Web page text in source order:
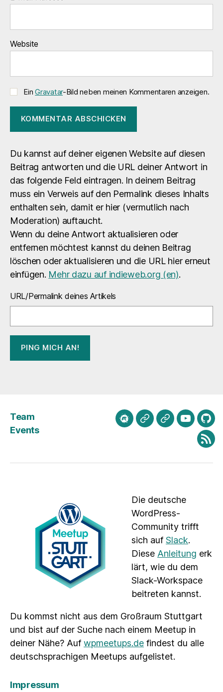
Website
EinGravatar-Bild neben meinen Kommentaren anzeigen.
Du kannst auf deiner eigenen Website auf diesen
Beitrag antworten und die URL deiner Antwort in
das folgende Feld eintragen. In deinem Beitrag
muss ein Verweis auf den Permalink dieses Inhalts
enthalten sein, damit er hier (vermutlich nach
Moderation) auftaucht.
Wenn du deine Antwort aktualisieren oder
entfernen möchtest kannst du deinen Beitrag
löschen oder aktualisieren und die URL hier erneut
einfügen. Mehr dazu auf indieweb.org (en).
URL/Permalink deines Artikels
Team
Events
meetup.com
Mastodon
BlueskyYoutube
Die deutsche
WordPress-
Community trifft
sich auf Slack.
Diese Anleitung erk
lärt, wie du dem
Slack-Workspace
beitreten kannst.
Du kommst nicht aus dem Großraum Stuttgart
und bist auf der Suche nach einem Meetup in
deiner Nähe? Auf wpmeetups.de findest du alle
deutschsprachigen Meetups aufgelistet.
Impressum